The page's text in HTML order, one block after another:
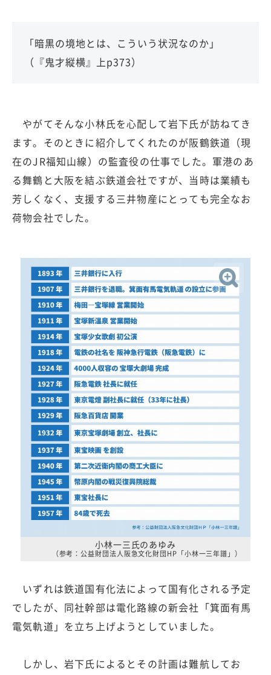
「暗黒の境地とは、こういう状況なのか」
（『鬼才縦横』上p373）
やがてそんな小林氏を心配して岩下氏が訪ねてき
ます。そのときに紹介してくれたのが阪鶴鉄道（現
在のJR福知山線）の監査役の仕事でした。軍港のあ
る舞鶴と大阪を結ぶ鉄道会社ですが、当時は業績も
芳しくなく、支援する三井物産にとっても完全なお
荷物会社でした。
小林一三氏のあゆみ
（参考：公益財団法人阪急文化財団HP「小林一三年譜」）
いずれは鉄道国有化法によって国有化される予定
でしたが、同社幹部は電化路線の新会社「箕面有馬
電気軌道」を立ち上げようとしていました。
しかし、岩下氏によるとその計画は難航してお